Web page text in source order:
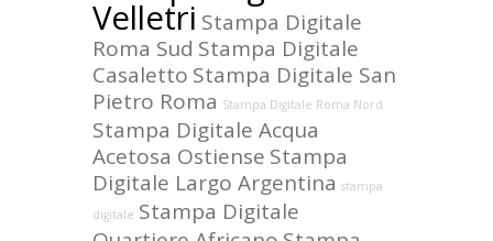
Velletri Stampa Digitale
Roma Sud Stampa Digitale
Casaletto Stampa Digitale San
Pietro Roma Stampa Digitale Roma Nord
Stampa Digitale Acqua
Acetosa Ostiense Stampa
Digitale Largo Argentina stampa
digitale Stampa Digitale